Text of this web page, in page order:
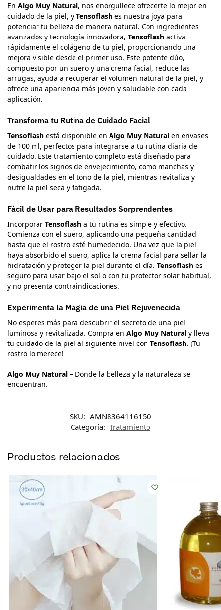
En Algo Muy Natural, nos enorgullece ofrecerte lo mejor en
cuidado de la piel, y Tensoflash es nuestra joya para
potenciar tu belleza de manera natural. Con ingredientes
avanzados y tecnología innovadora, Tensoflash activa
rápidamente el colágeno de tu piel, proporcionando una
mejora visible desde el primer uso. Este potente dúo,
compuesto por un suero y una crema facial, reduce las
arrugas, ayuda a recuperar el volumen natural de la piel, y
ofrece una apariencia más joven y saludable con cada
aplicación.
Transforma tu Rutina de Cuidado Facial
Tensoflash está disponible en Algo Muy Natural en envases
de 100 ml, perfectos para integrarse a tu rutina diaria de
cuidado. Este tratamiento completo está diseñado para
combatir los signos de envejecimiento, como manchas y
desigualdades en el tono de la piel, mientras revitaliza y
nutre la piel seca y fatigada.
Fácil de Usar para Resultados Sorprendentes
Incorporar Tensoflash a tu rutina es simple y efectivo.
Comienza con el suero, aplicando una pequeña cantidad
hasta que el rostro esté humedecido. Una vez que la piel
haya absorbido el suero, aplica la crema facial para sellar la
hidratación y proteger la piel durante el día. Tensoflash es
seguro para usar bajo el sol o con tu protector solar habitual,
y no presenta contraindicaciones.
Experimenta la Magia de una Piel Rejuvenecida
No esperes más para descubrir el secreto de una piel
luminosa y revitalizada. Compra en Algo Muy Natural y lleva
tu cuidado de la piel al siguiente nivel con Tensoflash. ¡Tu
rostro lo merece!
Algo Muy Natural – Donde la belleza y la naturaleza se
encuentran.
SKU: AMN8364116150
Categoría: Tratamiento
Productos relacionados